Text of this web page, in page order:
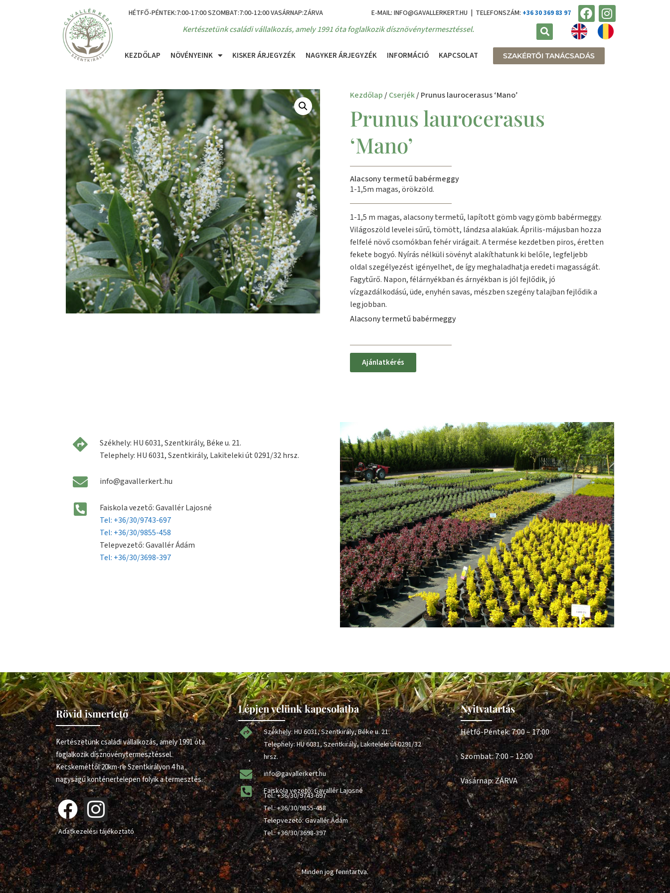
HÉTFŐ-PÉNTEK:7:00-17:00 SZOMBAT:7:00-12:00 VASÁRNAP:ZÁRVA E-MAIL: INFO@GAVALLERKERT.HU | TELEFONSZÁM: +36 30 369 83 97
Kertészetünk családi vállalkozás, amely 1991 óta foglalkozik dísznövénytermesztéssel.
KEZDŐLAP NÖVÉNYEINK KISKER ÁRJEGYZÉK NAGYKER ÁRJEGYZÉK INFORMÁCIÓ KAPCSOLAT SZAKÉRTŐI TANÁCSADÁS
Kezdőlap /Cserjék/ Prunus laurocerasus ‘Mano’
Prunus laurocerasus
‘Mano’
Alacsony termetű babérmeggy
1-1,5m magas, örökzöld.
1-1,5 m magas, alacsony termetű, lapított gömb vagy gömb babérmeggy.
Világoszöld levelei sűrű, tömött, lándzsa alakúak. Április-májusban hozza
felfelé növő csomókban fehér virágait. A termése kezdetben piros, éretten
fekete bogyó. Nyírás nélküli sövényt alakíthatunk ki belőle, legfeljebb
oldal szegélyezést igényelhet, de így meghaladhatja eredeti magasságát.
Fagytűrő. Napon, félárnyékban és árnyékban is jól fejlődik, jó
vízgazdálkodású, üde, enyhén savas, mészben szegény talajban fejlődik a
legjobban.
Alacsony termetű babérmeggy
Ajánlatkérés
Székhely: HU 6031, Szentkirály, Béke u. 21.
Telephely: HU 6031, Szentkirály, Lakiteleki út 0291/32 hrsz.
info@gavallerkert.hu
Faiskola vezető: Gavallér Lajosné
Tel: +36/30/9743-697
Tel: +36/30/9855-458
Telepvezető: Gavallér Ádám
Tel: +36/30/3698-397
Rövid ismertető
Kertészetünk családi vállalkozás, amely 1991 óta
foglalkozik dísznövénytermesztéssel.
Kecskeméttől 20km-re Szentkirályon 4 ha
nagyságú konténertelepen folyik a termesztés.
Adatkezelési tájékoztató
Lépjen velünk kapcsolatba
Székhely: HU 6031, Szentkirály, Béke u. 21.
Telephely: HU 6031, Szentkirály, Lakiteleki út 0291/32
hrsz.
info@gavallerkert.hu
Faiskola vezető: Gavallér Lajosné
Tel.:+36/30/9743-697
Tel.:+36/30/9855-458
Telepvezető: Gavallér Ádám
Tel.:+36/30/3698-397
Nyitvatartás
Hétfő-Péntek: 7:00 – 17:00
Szombat: 7:00 – 12:00
Vasárnap: ZÁRVA
Minden jog fenntartva.